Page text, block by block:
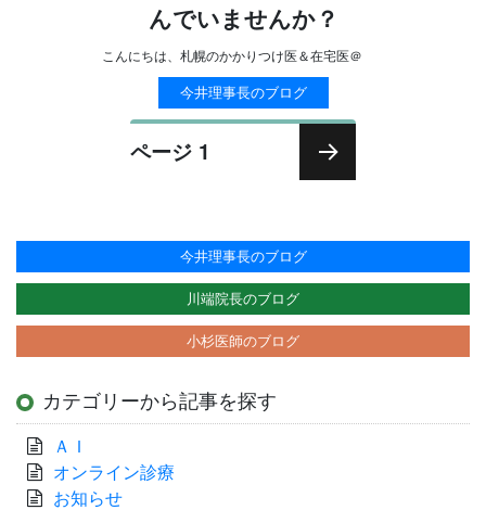
んでいませんか？
こんにちは、札幌のかかりつけ医＆在宅医＠
今井理事長のブログ
投
ー
シ
ョ
ページ 1
今井理事長のブログ
川端院長のブログ
小杉医師のブログ
カテゴリーから記事を探す
ＡＩ
オンライン診療
お知らせ